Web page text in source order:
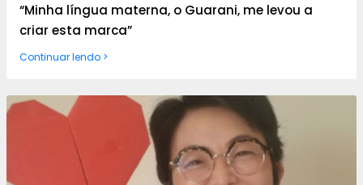
“Minha língua materna, o Guarani, me levou a
criar esta marca”
Continuar lendo >